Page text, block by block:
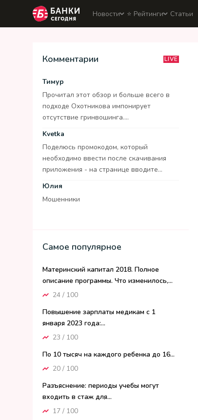
Новости ⭐️ Рейтинги Статьи
Комментарии LIVE
Тимур
Прочитал этот обзор и больше всего в
подходе Охотникова импонирует
отсутствие гринвошинга....
Kvetka
Поделюсь промокодом, который
необходимо ввести после скачивания
приложения - на странице вводите...
Юлия
Мошенники
Самое популярное
Материнский капитал 2018. Полное
описание программы. Что изменилось,...
24 / 100
Повышение зарплаты медикам с 1
января 2023 года:...
23 / 100
По 10 тысяч на каждого ребенка до 16...
20 / 100
Разъяснение: периоды учебы могут
входить в стаж для...
17 / 100